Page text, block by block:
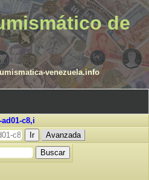
de
venezuela.info
c8,i
Avanzada